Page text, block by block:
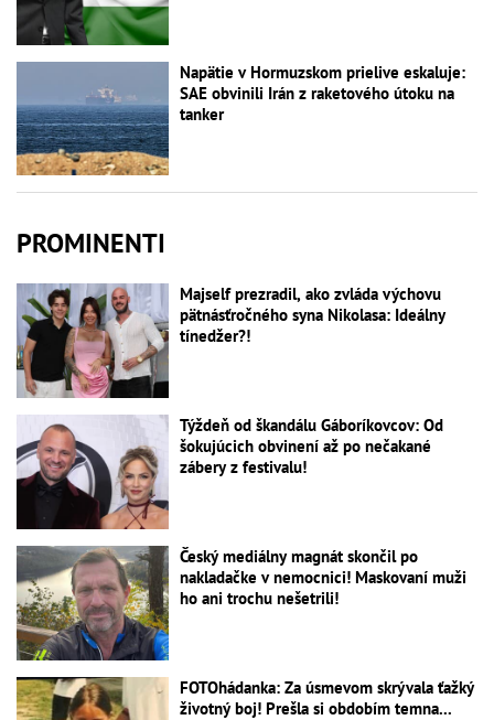
Napätie v Hormuzskom prielive eskaluje:
SAE obvinili Irán z raketového útoku na
tanker
PROMINENTI
Majself prezradil, ako zvláda výchovu
pätnásťročného syna Nikolasa: Ideálny
tínedžer?!
Týždeň od škandálu Gáboríkovcov: Od
šokujúcich obvinení až po nečakané
zábery z festivalu!
Český mediálny magnát skončil po
nakladačke v nemocnici! Maskovaní muži
ho ani trochu nešetrili!
FOTOhádanka: Za úsmevom skrývala ťažký
životný boj! Prešla si obdobím temna...